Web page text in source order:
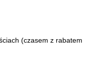
(czasem z rabatem